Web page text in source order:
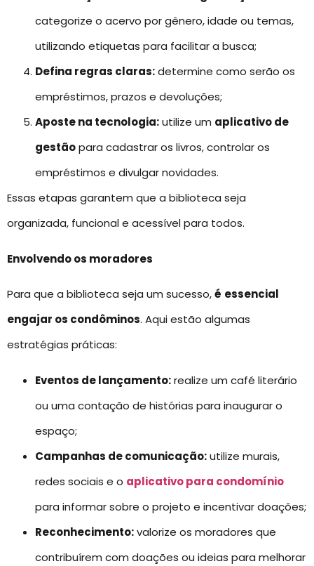
categorize o acervo por gênero, idade ou temas,
utilizando etiquetas para facilitar a busca;
Defina regras claras:determine como serão os
empréstimos, prazos e devoluções;
Aposte na tecnologia:utilize um aplicativo de
gestãopara cadastrar os livros, controlar os
empréstimos e divulgar novidades.
Essas etapas garantem que a biblioteca seja
organizada, funcional e acessível para todos.
Envolvendo os moradores
Para que a biblioteca seja um sucesso,é essencial
engajar os condôminos. Aqui estão algumas
estratégias práticas:
Eventos de lançamento:realize um café literário
ou uma contação de histórias para inaugurar o
espaço;
Campanhas de comunicação:utilize murais,
redes sociais e o aplicativo para condomínio
para informar sobre o projeto e incentivar doações;
Reconhecimento:valorize os moradores que
contribuírem com doações ou ideias para melhorar